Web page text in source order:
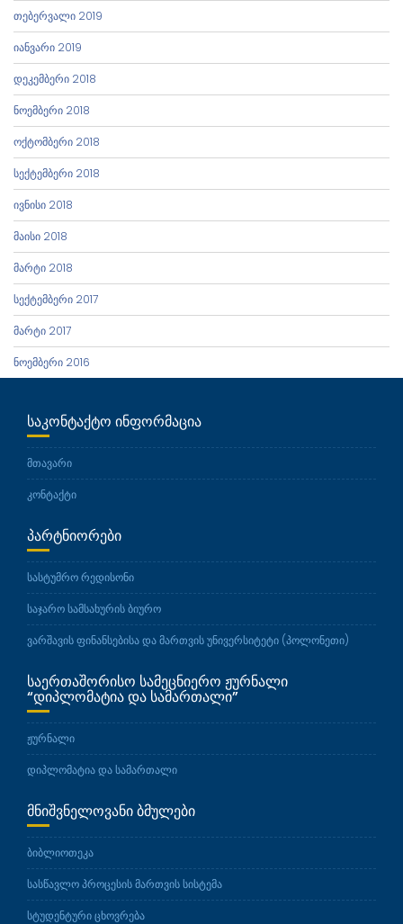
თებერვალი 2019
იანვარი 2019
დეკემბერი 2018
ნოემბერი 2018
ოქტომბერი 2018
სექტემბერი 2018
ივნისი 2018
მაისი 2018
მარტი 2018
სექტემბერი 2017
მარტი 2017
ნოემბერი 2016
ᲡᲐᲙᲝᲜᲢᲐᲥᲢᲝ ᲘᲜᲤᲝᲠᲛᲐᲪᲘᲐ
მთავარი
კონტაქტი
ᲞᲐᲠᲢᲜᲘᲝᲠᲔᲑᲘ
სასტუმრო რედისონი
საჯარო სამსახურის ბიურო
ვარშავის ფინანსებისა და მართვის უნივერსიტეტი (პოლონეთი)
ᲡᲐᲔᲠᲗᲐᲨᲝᲠᲘᲡᲝ ᲡᲐᲛᲔᲪᲜᲘᲔᲠᲝ ᲟᲣᲠᲜᲐᲚᲘ
“ᲓᲘᲞᲚᲝᲛᲐᲢᲘᲐ ᲓᲐ ᲡᲐᲛᲐᲠᲗᲐᲚᲘ”
ჟურნალი
დიპლომატია და სამართალი
ᲛᲜᲘᲨᲕᲜᲔᲚᲝᲕᲐᲜᲘ ᲑᲛᲣᲚᲔᲑᲘ
ბიბლიოთეკა
სასწავლო პროცესის მართვის სისტემა
სტუდენტური ცხოვრება